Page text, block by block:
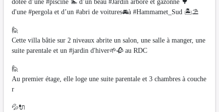
dotée d’une #piscine 🏊 d’un beau #Jardin arboré et gazonné 🌳
d'une #pergola et d’un #abri de voitures🚘à #Hammamet_Sud 🏝⛱️
🙋
Cette villa bâtie sur 2 niveaux abrite un salon, une salle à manger, une
suite parentale et un #jardin d'hiver🌱🥀 au RDC
🙋
Au premier étage, elle loge une suite parentale et 3 chambres à couche
r
💦🔌